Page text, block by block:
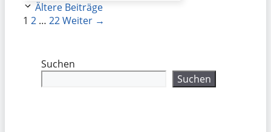
Ältere Beiträge
Seite
1 Seite
2 … Seite
22Weiter →
Suchen
Suchen